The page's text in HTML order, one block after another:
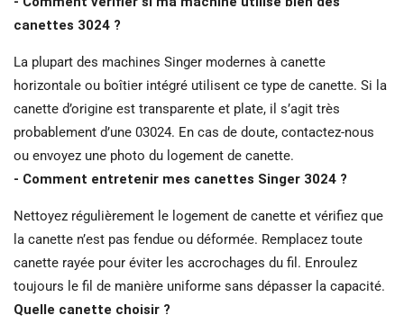
canettes 3024 ?
La plupart des machines Singer modernes à canette
horizontale ou boîtier intégré utilisent ce type de canette. Si la
canette d’origine est transparente et plate, il s’agit très
probablement d’une 03024. En cas de doute, contactez-nous
ou envoyez une photo du logement de canette.
- Comment entretenir mes canettes Singer 3024 ?
Nettoyez régulièrement le logement de canette et vérifiez que
la canette n’est pas fendue ou déformée. Remplacez toute
canette rayée pour éviter les accrochages du fil. Enroulez
toujours le fil de manière uniforme sans dépasser la capacité.
Quelle canette choisir ?